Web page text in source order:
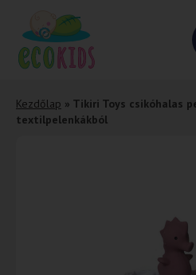
Kezdőlap » Tikiri Toys csikóhalas
textilpelenkákból